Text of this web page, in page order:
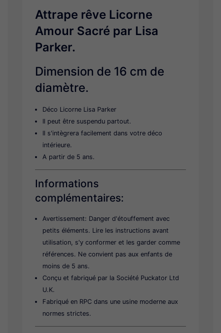
Attrape rêve Licorne
Amour Sacré par Lisa
Parker.
Dimension de 16 cm de
diamètre.
Déco Licorne Lisa Parker
Il peut être suspendu partout.
Il s'intègrera facilement dans votre déco
intérieure.
A partir de 5 ans.
Informations
complémentaires:
Avertissement: Danger d'étouffement avec
petits éléments. Lire les instructions avant
utilisation, s'y conformer et les garder comme
références. Ne convient pas aux enfants de
moins de 5 ans.
Conçu et fabriqué par la Société Puckator Ltd
U.K.
Fabriqué en RPC dans une usine moderne aux
normes strictes.